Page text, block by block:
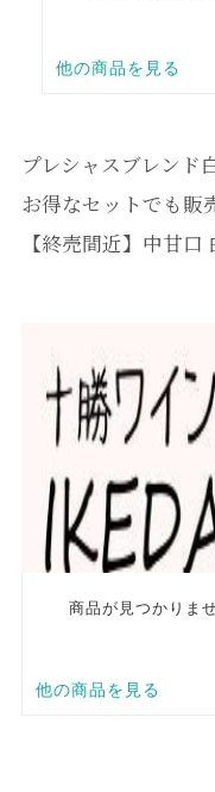
プレシャスブレンド
お得なセットでも販
【終売間近】中甘